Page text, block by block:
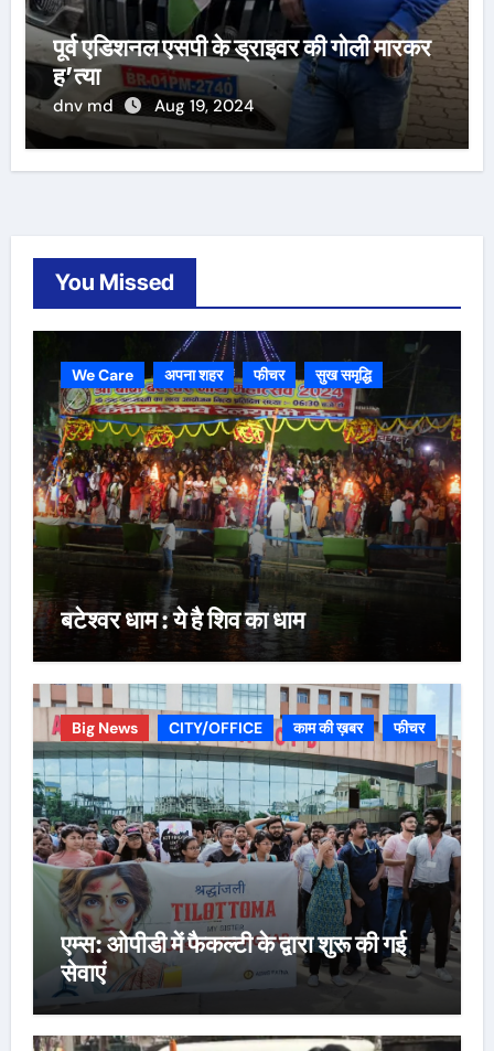
पूर्व एडिशनल एसपी के ड्राइवर की गोली मारकर
ह’त्या
dnv md Aug 19, 2024
You Missed
We Care अपना शहर फीचर सुख समृद्धि
बटेश्वर धाम : ये है शिव का धाम
Big News CITY/OFFICE काम की ख़बर फीचर
एम्स: ओपीडी में फैकल्टी के द्वारा शुरू की गई
सेवाएं